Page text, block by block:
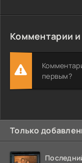
Комментарии
первым?
Только